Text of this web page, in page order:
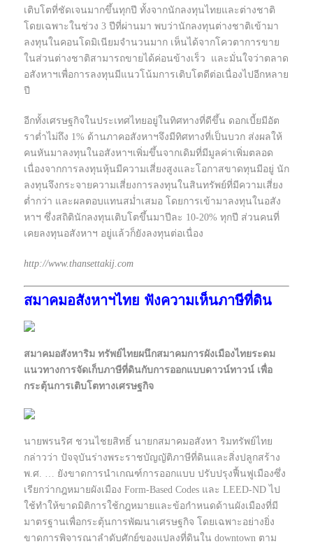
เติบโตที่ชัดเจนมากขึ้นทุกปี ทั้งจากนักลงทุนไทยและต่างชาติ
โดยเฉพาะในช่วง 3 ปีที่ผ่านมา พบว่านักลงทุนต่างชาติเข้ามา
ลงทุนในคอนโดมิเนียมจำนวนมาก เห็นได้จากโควตาการขาย
ในส่วนต่างชาติสามารถขายได้ค่อนข้างเร็ว และมั่นใจว่าตลาด
อสังหาฯเพื่อการลงทุนมีแนวโน้มการเติบโตดีต่อเนื่องไปอีกหลาย
ปี
อีกทั้งเศรษฐกิจในประเทศไทยอยู่ในทิศทางที่ดีขึ้น ดอกเบี้ยมีอัต
ราตํ่าไม่ถึง 1% ด้านภาคอสังหาฯจึงมีทิศทางที่เป็นบวก ส่งผลให้
คนหันมาลงทุนในอสังหาฯเพิ่มขึ้นจากเดิมที่มีมูลค่าเพิ่มตลอด
เนื่องจากการลงทุนหุ้นมีความเสี่ยงสูงและโอกาสขาดทุนมีอยู่ นัก
ลงทุนจึงกระจายความเสี่ยงการลงทุนในสินทรัพย์ที่มีความเสี่ยง
ตํ่ากว่า และผลตอบแทนสมํ่าเสมอ โดยการเข้ามาลงทุนในอสัง
หาฯ ซึ่งสถิตินักลงทุนเติบโตขึ้นมาปีละ 10-20% ทุกปี ส่วนคนที่
เคยลงทุนอสังหาฯ อยู่แล้วก็ยังลงทุนต่อเนื่อง
http://www.thansettakij.com
สมาคมอสังหาฯไทย ฟังความเห็นภาษีที่ดิน
สมาคมอสังหาริม ทรัพย์ไทยผนึกสมาคมการผังเมืองไทยระดม
แนวทางการจัดเก็บภาษีที่ดินกับการออกแบบดาวน์ทาวน์ เพื่อ
กระตุ้นการเติบโตทางเศรษฐกิจ
นายพรนริศ ชวนไชยสิทธิ์ นายกสมาคมอสังหา ริมทรัพย์ไทย
กล่าวว่า ปัจจุบันร่างพระราชบัญญัติภาษีที่ดินและสิ่งปลูกสร้าง
พ.ศ. … ยังขาดการนำเกณฑ์การออกแบบ ปรับปรุงฟื้นฟูเมืองซึ่ง
เรียกว่ากฎหมายผังเมือง Form-Based Codes และ LEED-ND ไป
ใช้ทำให้ขาดมิติการใช้กฎหมายและข้อกำหนดด้านผังเมืองที่มี
มาตรฐานเพื่อกระตุ้นการพัฒนาเศรษฐกิจ โดยเฉพาะอย่างยิ่ง
ขาดการพิจารณาลำดับศักย์ของแปลงที่ดินใน downtown ตาม